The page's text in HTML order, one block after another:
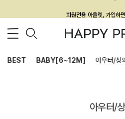
멤버십 최대
BEST BABY[6~12M] 아우터/상
아우터/